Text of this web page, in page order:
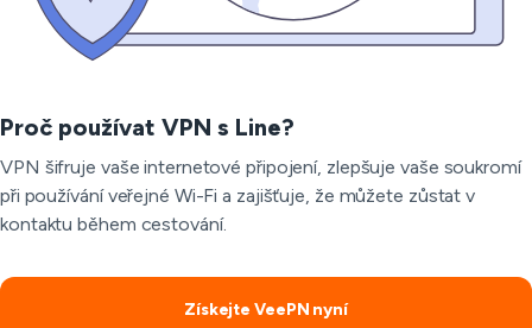
Proč používat VPN s Line?
VPN šifruje vaše internetové připojení, zlepšuje vaše soukromí
při používání veřejné Wi-Fi a zajišťuje, že můžete zůstat v
kontaktu během cestování.
Získejte VeePN nyní